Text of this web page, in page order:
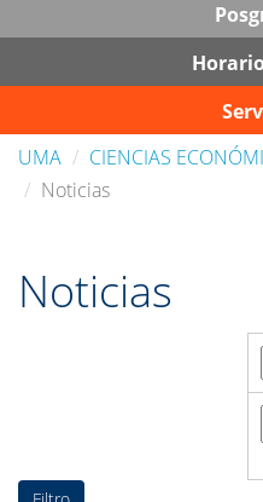
UMA
CIENCIAS
Noticias
Noticias